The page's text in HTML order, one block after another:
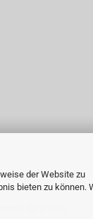
der Website zu
bieten zu können.